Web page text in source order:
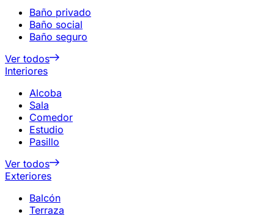
Baño privado
Baño social
Baño seguro
Ver todos
Interiores
Alcoba
Sala
Comedor
Estudio
Pasillo
Ver todos
Exteriores
Balcón
Terraza